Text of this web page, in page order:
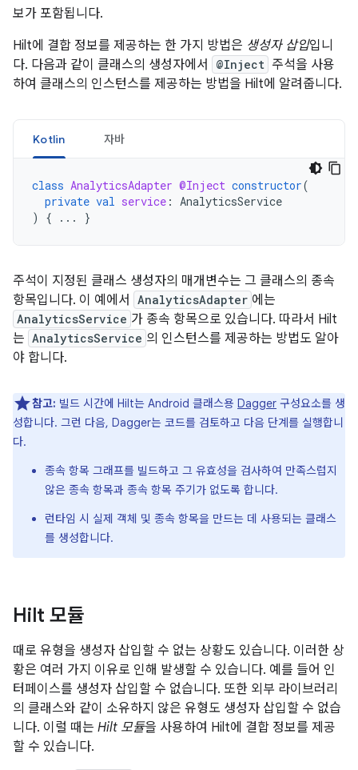
보가 포함됩니다.
Hilt에 결합 정보를 제공하는 한 가지 방법은 생성자 삽입입니
다. 다음과 같이 클래스의 생성자에서
@Inject 주석을 사용
하여 클래스의 인스턴스를 제공하는 방법을 Hilt에 알려줍니다.
Kotlin 자바
class AnalyticsAdapter @Inject constructor(
private val service : AnalyticsService
)
{ ... }
주석이 지정된 클래스 생성자의 매개변수는 그 클래스의 종속
항목입니다. 이 예에서
AnalyticsAdapter 에는
AnalyticsService 가 종속 항목으로 있습니다. 따라서 Hilt
는 AnalyticsService 의 인스턴스를 제공하는 방법도 알아
야 합니다.
참고: 빌드 시간에 Hilt는 Android 클래스용 Dagger 구성요소를 생
성합니다. 그런 다음, Dagger는 코드를 검토하고 다음 단계를 실행합니
다.
종속 항목 그래프를 빌드하고 그 유효성을 검사하여 만족스럽지
않은 종속 항목과 종속 항목 주기가 없도록 합니다.
런타임 시 실제 객체 및 종속 항목을 만드는 데 사용되는 클래스
를 생성합니다.
Hilt 모듈
때로 유형을 생성자 삽입할 수 없는 상황도 있습니다. 이러한 상
황은 여러 가지 이유로 인해 발생할 수 있습니다. 예를 들어 인
터페이스를 생성자 삽입할 수 없습니다. 또한 외부 라이브러리
의 클래스와 같이 소유하지 않은 유형도 생성자 삽입할 수 없습
니다. 이럴 때는 Hilt 모듈을 사용하여 Hilt에 결합 정보를 제공
할 수 있습니다.